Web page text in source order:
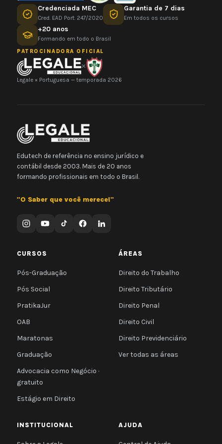
Credenciada MEC
Cred. EAD Port. 247/2020
Garantia de 7 dias
Em todos os cursos
+20 anos
Formando em todo o Brasil
PATROCINADORA OFICIAL
×
Legale × Portuguesa — temporada 2026
Edutech de referência no ensino jurídico e
contábil desde 2003. Mais de 20 anos
formando profissionais em todo o Brasil.
"O Saber que você merece!"
CURSOS
Pós-Graduação
Pós Social
PratikaJur
OAB
Maratonas
Graduação
Advocacia como Negócio ·
gratuito
Estágio em Direito
ÁREAS
Direito do Trabalho
Direito Tributário
Direito Penal
Direito Civil
Direito Previdenciário
Ver todas as áreas
INSTITUCIONAL AJUDA